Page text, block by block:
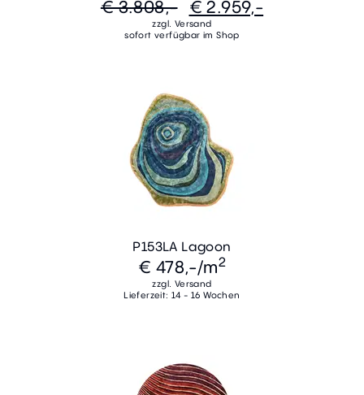
€ 3.808,- € 2.959,-
zzgl. Versand
sofort verfügbar im Shop
P153LA Lagoon
€ 478,-/m2
zzgl. Versand
Lieferzeit: 14 - 16 Wochen